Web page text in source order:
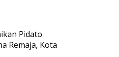
Pidato
Remaja, Kota